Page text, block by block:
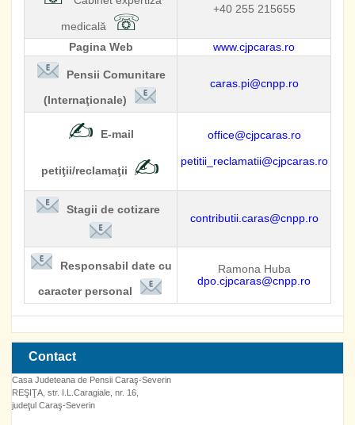
medicală ☏
+40 255 215655
Pagina Web www.cjpcaras.ro
Pensii Comunitare
(Internaţionale)
caras.pi@cnpp.ro
✍ E-mail
petiţii/reclamaţii ✍
office@cjpcaras.ro
petitii_reclamatii@cjpcaras.ro
Stagii de cotizare
contributii.caras@cnpp.ro
Responsabil date cu
caracter personal
Ramona Huba
dpo.cjpcaras@cnpp.ro
Contact
Casa Judeteana de Pensii Caraş-Severin
REŞIŢA, str. I.L.Caragiale, nr. 16,
judeţul Caraş-Severin